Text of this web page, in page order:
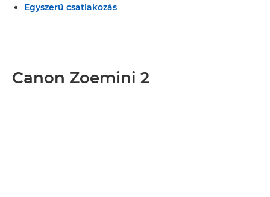
Egyszerű csatlakozás
Canon Zoemini 2